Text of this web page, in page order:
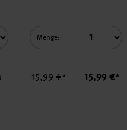
Menge:
Einzelpreis
15,99 €* Summe
15,99 €*